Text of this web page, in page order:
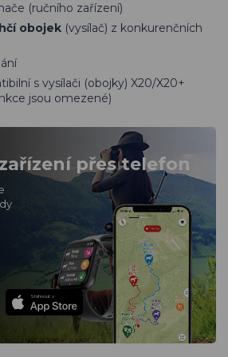
(ručního zařízení)
obojek (vysílač) z konkurenčních
s vysílači (obojky) X20/X20+
jsou omezené)
přes telefon
Stáhnout v